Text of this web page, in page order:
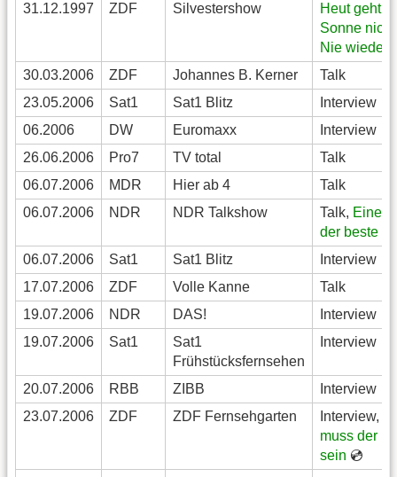
31.12.1997
ZDF Silvestershow
Heut geht
Sonne
Nie wieder
30.03.2006
ZDF Johannes B. Kerner
Talk
23.05.2006
Sat1 Sat1 Blitz
Interview
06.2006
DW Euromaxx
Interview
26.06.2006
Pro7 TV total
Talk
06.07.2006
MDR Hier ab 4
Talk
06.07.2006
NDR NDR Talkshow Talk, Einer
der beste
06.07.2006
Sat1 Sat1 Blitz
Interview
17.07.2006
ZDF Volle Kanne
Talk
19.07.2006
NDR DAS!
Interview
19.07.2006
Sat1
Sat1
Frühstücksfernsehen
Interview
20.07.2006 RBB ZIBB
Interview
23.07.2006
ZDF ZDF Fernsehgarten Interview,
muss der
sein 💿